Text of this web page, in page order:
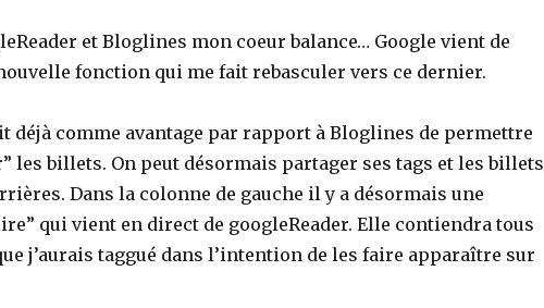
et Bloglines mon coeur balance… Google vient de
fonction qui me fait rebasculer vers ce dernier.
déjà comme avantage par rapport à Bloglines de permettre
les billets. On peut désormais partager ses tags et les billets
Dans la colonne de gauche il y a désormais une
qui vient en direct de googleReader. Elle contiendra tous
j’aurais taggué dans l’intention de les faire apparaître sur